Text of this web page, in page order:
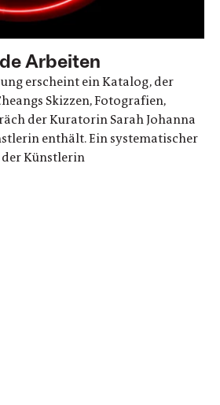
Arbeiten
erscheint ein Katalog, der
Skizzen, Fotografien,
der Kuratorin Sarah Johanna
enthält. Ein systematischer
der Künstlerin